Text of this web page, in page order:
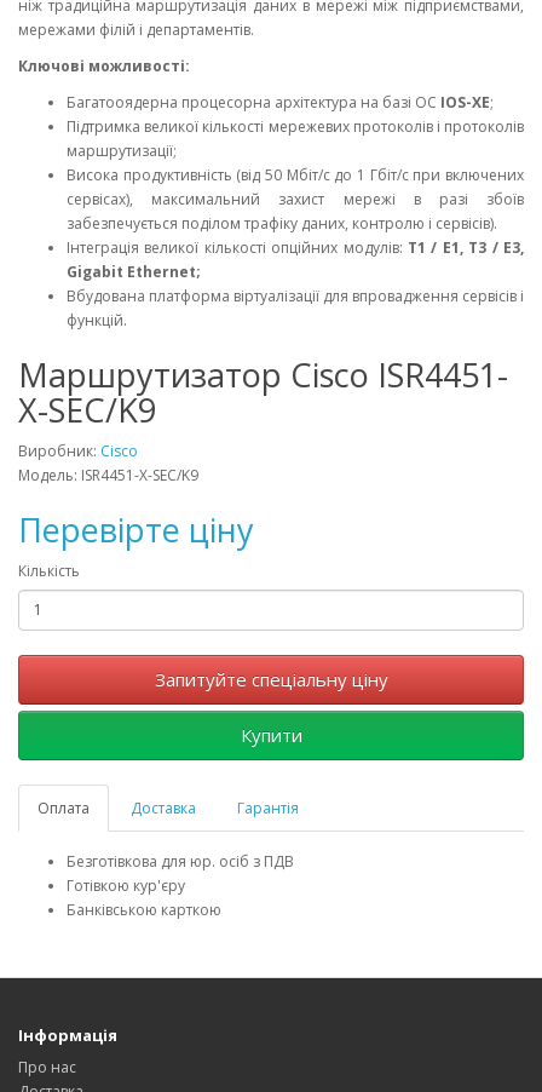
ніж традиційна маршрутизація даних в мережі між підприємствами,
мережами філій і департаментів.
Ключові можливості:
Багатооядерна процесорна архітектура на базі ОС IOS-XE;
Підтримка великої кількості мережевих протоколів і протоколів
маршрутизації;
Висока продуктивність (від 50 Мбіт/с до 1 Гбіт/с при включених
сервісах), максимальний захист мережі в разі збоїв
забезпечується поділом трафіку даних, контролю і сервісів).
Інтеграція великої кількості опційних модулів: T1 / E1, T3 / E3,
Gigabit Ethernet;
Вбудована платформа віртуалізації для впровадження сервісів і
функцій.
Маршрутизатор Cisco ISR4451-
X-SEC/K9
Виробник: Cisco
Модель: ISR4451-X-SEC/K9
Перевірте ціну
Кількість
Запитуйте спеціальну ціну
Купити
Оплата Доставка Гарантія
Безготівкова для юр. осіб з ПДВ
Готівкою кур'єру
Банківською карткою
Інформація
Про нас